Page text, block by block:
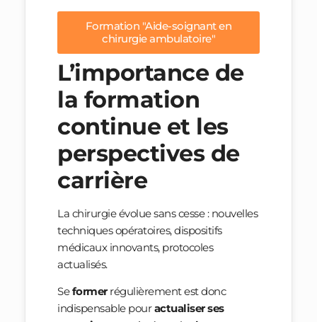
Formation "Aide-soignant en
chirurgie ambulatoire"
L’importance de
la formation
continue et les
perspectives de
carrière
La chirurgie évolue sans cesse : nouvelles
techniques opératoires, dispositifs
médicaux innovants, protocoles
actualisés.
Seformer régulièrement est donc
indispensable pouractualiser ses